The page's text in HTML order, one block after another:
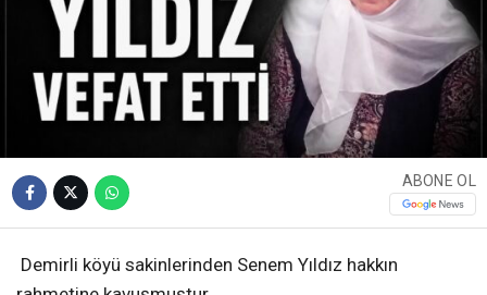
ABONE OL
Demirli köyü sakinlerinden Senem Yıldız hakkın